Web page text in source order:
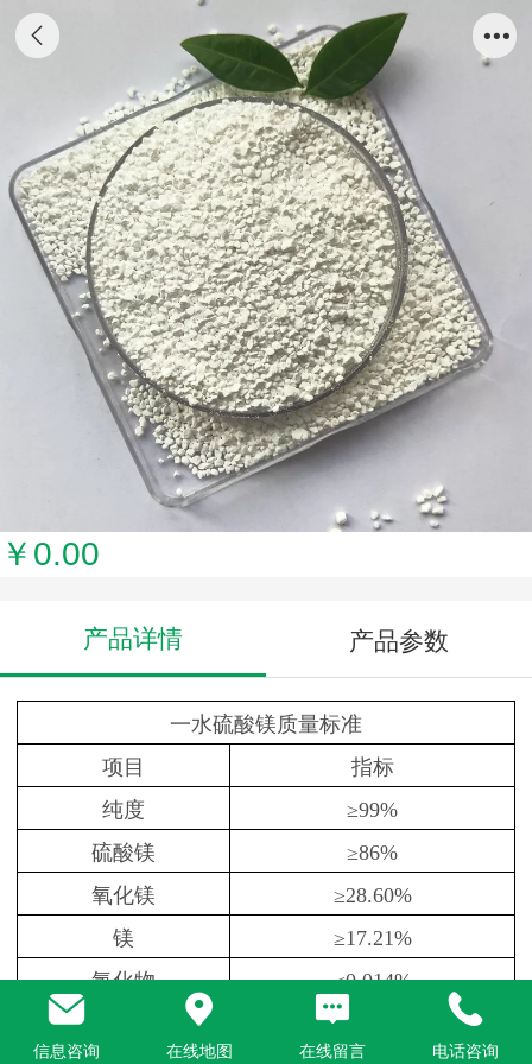
工业级一水硫酸镁 8-20 目
￥0.00
产品详情 产品参数
一水硫酸镁质量标准
项目
指标
纯度
≥99%
硫酸镁
≥86%
氧化镁
≥28.60%
镁
≥17.21%
氯化物
≤0.014%
≤0.0015%
信息咨询 在线地图 在线留言 电话咨询